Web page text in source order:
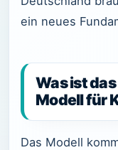
ein neues
Was ist
Modell für
Das Modell